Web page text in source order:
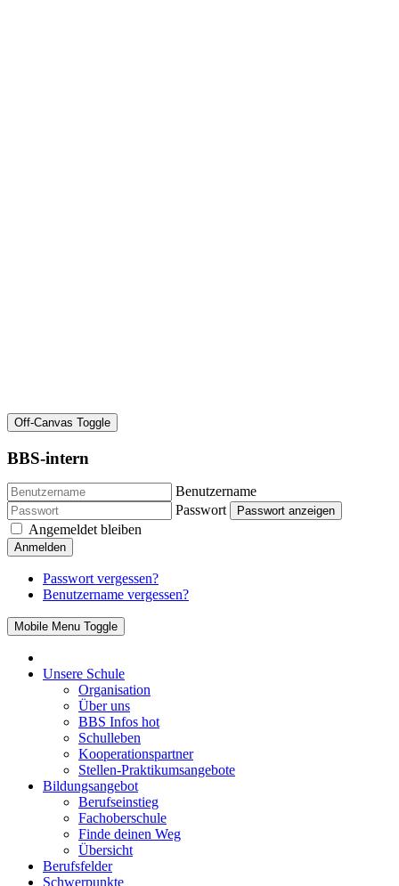
Off-Canvas Toggle
BBS-intern
Benutzername
Passwort
Passwort anzeigen
Angemeldet bleiben
Anmelden
Passwort vergessen?
Benutzername vergessen?
Mobile Menu Toggle
Unsere Schule
Organisation
Über uns
BBS Infos hot
Schulleben
Kooperationspartner
Stellen-Praktikumsangebote
Bildungsangebot
Berufseinstieg
Fachoberschule
Finde deinen Weg
Übersicht
Berufsfelder
Schwerpunkte